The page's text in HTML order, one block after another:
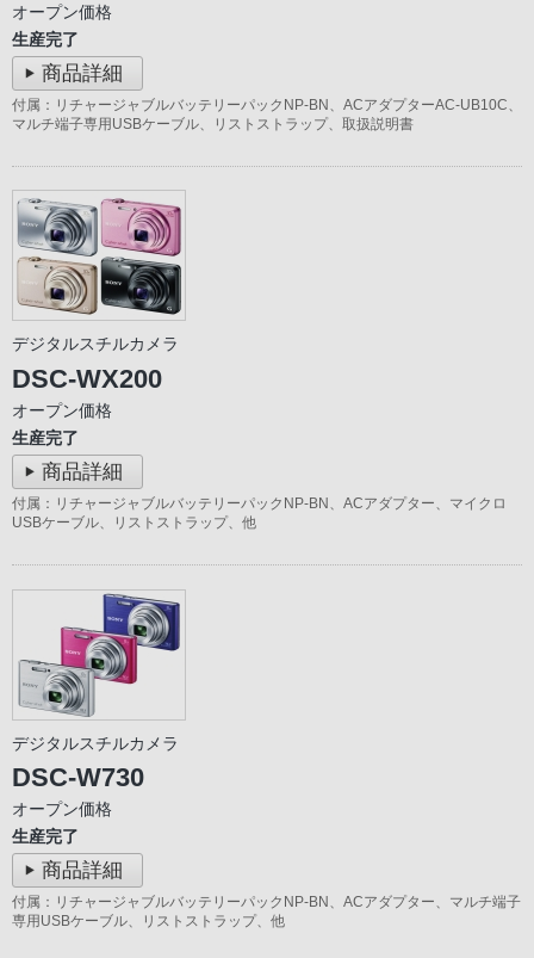
オープン価格
生産完了
商品詳細
付属：リチャージャブルバッテリーパックNP-BN、ACアダプターAC-UB10C、
マルチ端子専用USBケーブル、リストストラップ、取扱説明書
デジタルスチルカメラ
DSC-WX200
オープン価格
生産完了
商品詳細
付属：リチャージャブルバッテリーパックNP-BN、ACアダプター、マイクロ
USBケーブル、リストストラップ、他
デジタルスチルカメラ
DSC-W730
オープン価格
生産完了
商品詳細
付属：リチャージャブルバッテリーパックNP-BN、ACアダプター、マルチ端子
専用USBケーブル、リストストラップ、他